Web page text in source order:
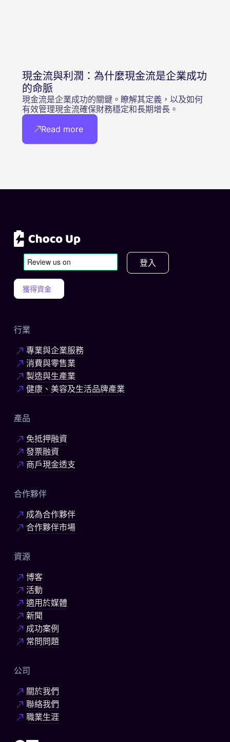
現金流與利潤：為什麼現金流是企業成功
的命脈
現金流是企業成功的關鍵。瞭解其定義，以及如何
有效管理現金流確保財務穩定和長期增長。
Read more
登入
獲得資金
行業
專業與企業服務
消費與零售業
製造與生產業
健康、美容及生活品牌產業
產品
免抵押融資
發票融資
商戶現金透支
合作夥伴
成為合作夥伴
合作夥伴市場
資源
博客
活動
適用於媒體
新聞
成功案例
常問問題
公司
關於我們
聯絡我們
職業生涯